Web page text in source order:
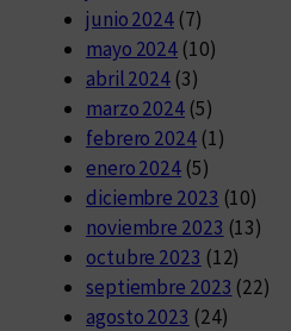
junio 2024 (7)
mayo 2024 (10)
abril 2024 (3)
marzo 2024 (5)
febrero 2024(1)
enero 2024 (5)
diciembre 2023 (10)
noviembre 2023 (13)
octubre 2023 (12)
septiembre 2023 (22)
agosto 2023 (24)